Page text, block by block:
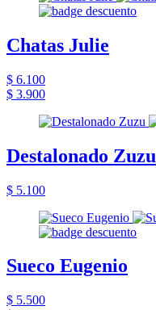
Chatas Julie
$ 6.100
$ 3.900
Destalonado Zuzu
$ 5.100
Sueco Eugenio
$ 5.500